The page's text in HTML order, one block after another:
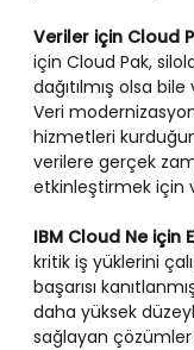
Veriler için Cloud
için Cloud Pak,
dağıtılmış olsa
Veri
hizmetleri
verilere gerçek
etkinleştirmek için
IBM Cloud Ne için
kritik iş yüklerini
başarısı
daha yüksek
sağlayan çözümler